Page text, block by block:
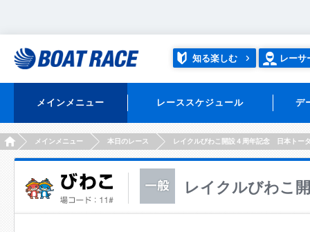
知る楽しむ レーサ
メインメニュー レーススケジュール デ
HOMEメインメニュー 本日のレース レイクルびわこ開設４周年記念 日本トー
レイクルびわこ